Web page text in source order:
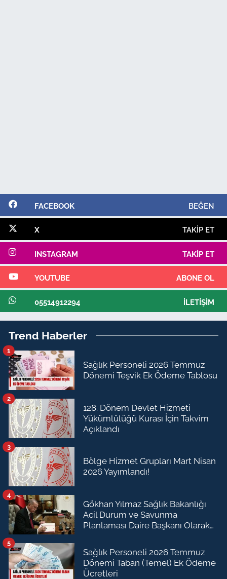
FACEBOOK BEĞEN
X TAKIP ET
INSTAGRAM TAKIP ET
YOUTUBE ABONE OL
05514912294 İLETIŞIM
Trend Haberler
Sağlık Personeli 2026 Temmuz
Dönemi Teşvik Ek Ödeme Tablosu
1
128. Dönem Devlet Hizmeti
Yükümlülüğü Kurası İçin Takvim
Açıklandı
2
Bölge Hizmet Grupları Mart Nisan
2026 Yayımlandı!
3
Gökhan Yılmaz Sağlık Bakanlığı
Acil Durum ve Savunma
Planlaması Daire Başkanı Olarak
4
Sağlık Personeli 2026 Temmuz
Dönemi Taban (Temel) Ek Ödeme
Ücretleri
5